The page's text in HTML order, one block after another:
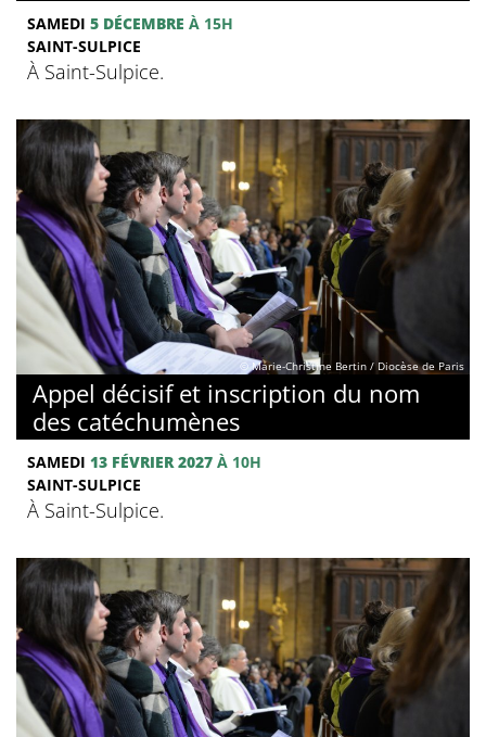
SAMEDI 5 DÉCEMBRE À 15H
SAINT-SULPICE
À Saint-Sulpice.
© Marie-Christine Bertin / Diocèse de Paris
Appel décisif et inscription du nom
des catéchumènes
SAMEDI 13 FÉVRIER 2027 À 10H
SAINT-SULPICE
À Saint-Sulpice.